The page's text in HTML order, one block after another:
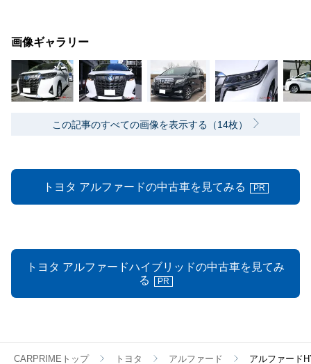
画像ギャラリー
この記事のすべての画像を表示する（14枚）
トヨタ アルファードの中古車を見てみる PR
トヨタ アルファードハイブリッドの中古車を見てみ
る
PR
CARPRIMEトップ トヨタ アルファード アルファード